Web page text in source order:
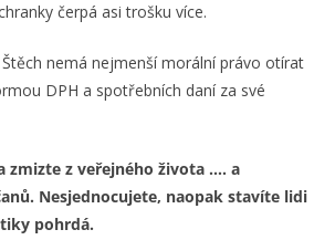
čerpá asi trošku více.
nemá nejmenší morální právo otírat
DPH a spotřebních daní za své
zmizte z veřejného života …. a
Nesjednocujete, naopak stavíte lidi
pohrdá.